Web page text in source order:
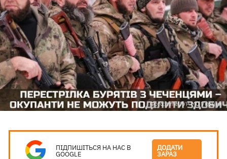
Фото: t.me\ГУР МО України
ПІДПИШІТЬСЯ НА НАС В
GOOGLE
ДОДАТИ
ЗАРАЗ